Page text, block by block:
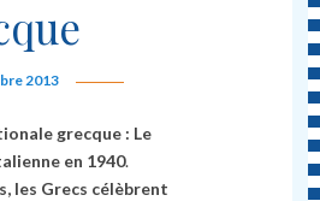
2013
grecque : Le
en 1940.
les Grecs célèbrent